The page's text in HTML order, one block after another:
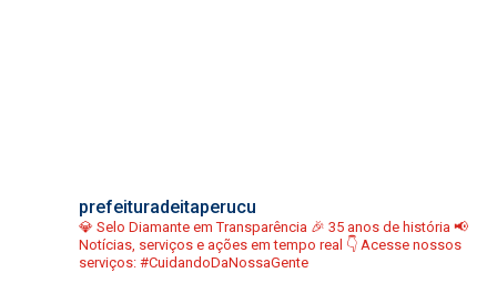
prefeituradeitaperucu
💎 Selo Diamante em Transparência 🎉 35 anos de história 📢
Notícias, serviços e ações em tempo real 👇 Acesse nossos
serviços: #CuidandoDaNossaGente